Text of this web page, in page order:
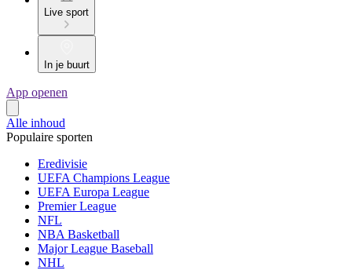
Live sport
In je buurt
App openen
Alle inhoud
Populaire sporten
Eredivisie
UEFA Champions League
UEFA Europa League
Premier League
NFL
NBA Basketball
Major League Baseball
NHL